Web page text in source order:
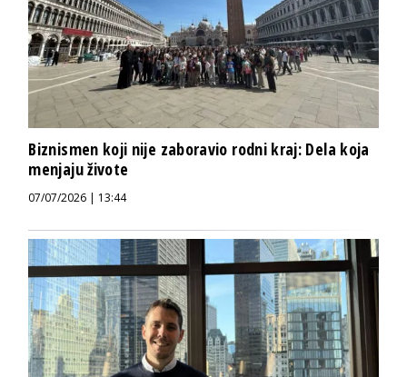
Biznismen koji nije zaboravio rodni kraj: Dela koja
menjaju živote
07/07/2026 | 13:44